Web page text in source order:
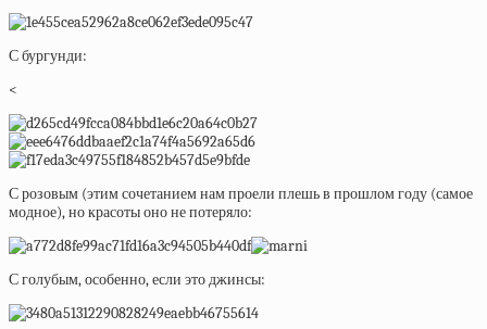
С бургунди:
<
С розовым (этим сочетанием нам проели плешь в прошлом году (самое
модное), но красоты оно не потеряло:
С голубым, особенно, если это джинсы: